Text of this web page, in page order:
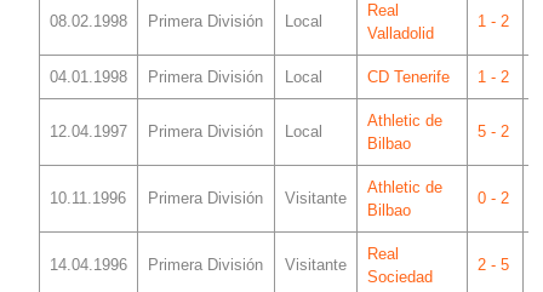
08.02.1998 Primera División Local
Real
Valladolid
1 - 2
04.01.1998 Primera División Local CD Tenerife 1 - 2
12.04.1997 Primera División Local
Athletic de
Bilbao
5 - 2
10.11.1996 Primera División Visitante
Athletic de
Bilbao
0 - 2
14.04.1996 Primera División Visitante
Real
Sociedad
2 - 5